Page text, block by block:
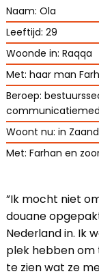
Naam: Ola
Leeftijd: 29
Woonde in: Raqqa
Met: haar man
Beroep:
Woont nu: in
Met: Farhan en
”Ik mocht niet
douane
Nederland in. Ik
plek hebben om
te zien wat ze